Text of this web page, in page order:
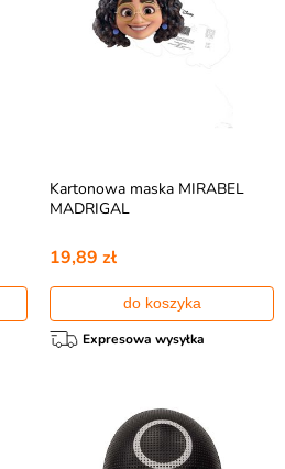
Kartonowa maska MIRABEL
MADRIGAL
19,89 zł
do koszyka
Expresowa wysyłka